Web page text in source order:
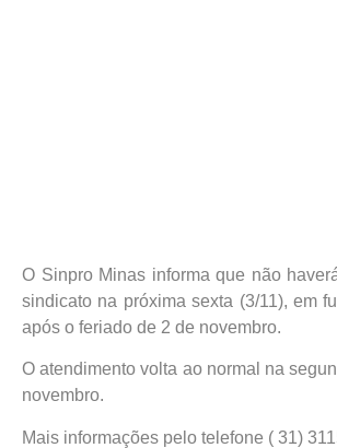
O Sinpro Minas informa que não
sindicato na próxima sexta (3/11), em
após o feriado de 2 de novembro.
O atendimento volta ao normal na
novembro.
Mais informações pelo telefone ( 31)